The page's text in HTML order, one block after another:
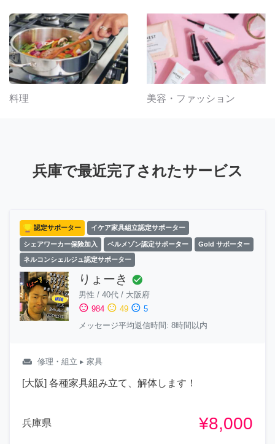
料理 美容・ファッション
兵庫で最近完了されたサービス
認定サポーター イケア家具組立認定サポーター
シェアワーカー保険加入 ベルメゾン認定サポーター Gold サポーター
ネルコンシェルジュ認定サポーター
りょーき check_circle
男性 / 40代 / 大阪府
sentiment_satisfied 984 sentiment_neutral 49 sentiment_dissatisfied 5
メッセージ平均返信時間: 8時間以内
weekend 修理・組立 ▸ 家具
[大阪] 各種家具組み立て、解体します！
兵庫県 ¥8,000